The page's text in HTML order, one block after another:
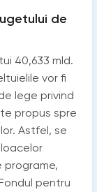
de
40,633 mld.
vor fi
lege privind
propus spre
Astfel, se
programe,
pentru